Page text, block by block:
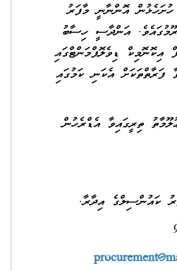
އޮންނާނީ މާފަރު
އަންދާސީ ހިސާބު
އިކޮނޮމިކް ޑިވެލޮޕްމަންޓްގައި
ފަރާތްތަކަށް އެކަނި ކަމުގައި
އެޑްރެހުން
ކައުންސިލްގެ އިދާރާ.